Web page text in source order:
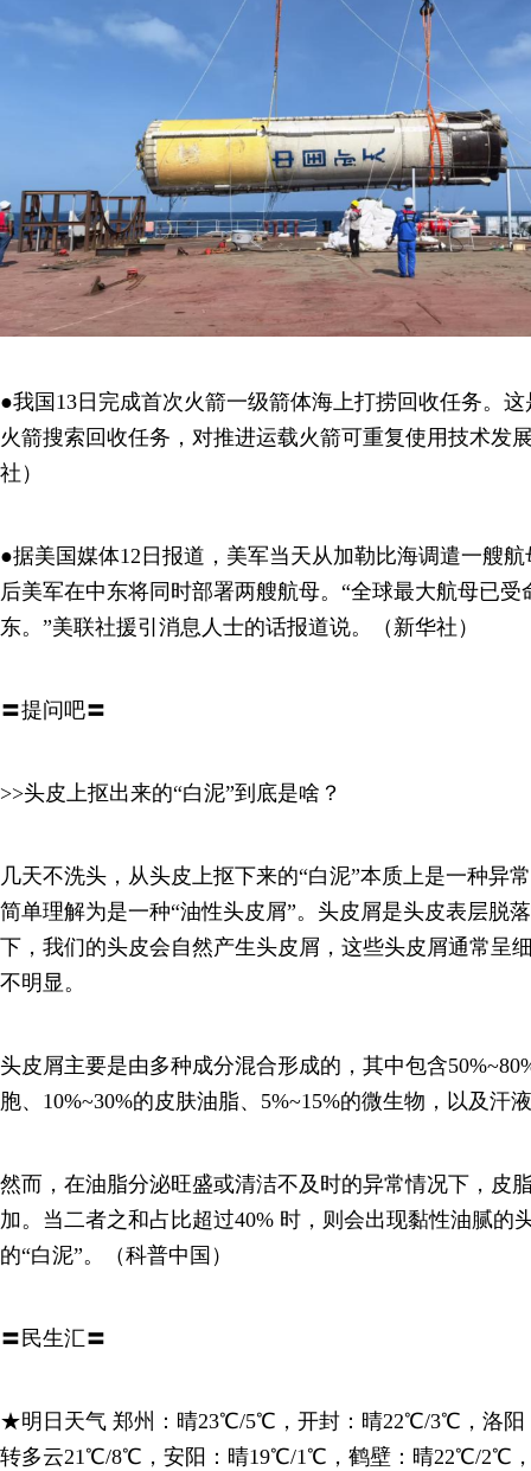
●我国13日完成首次火箭一级箭体海上打捞回收任务。
火箭搜索回收任务，对推进运载火箭可重复使用技术发
社）
●据美国媒体12日报道，美军当天从加勒比海调遣一艘
后美军在中东将同时部署两艘航母。“全球最大航母已
东。”美联社援引消息人士的话报道说。（新华社）
〓提问吧〓
>>头皮上抠出来的“白泥”到底是啥？
几天不洗头，从头皮上抠下来的“白泥”本质上是一种异
简单理解为是一种“油性头皮屑”。头皮屑是头皮表层脱
下，我们的头皮会自然产生头皮屑，这些头皮屑通常呈
不明显。
头皮屑主要是由多种成分混合形成的，其中包含
胞、10%~30%的皮肤油脂、5%~15%的微生物，以及汗
然而，在油脂分泌旺盛或清洁不及时的异常情况下，皮
加。当二者之和占比超过40% 时，则会出现黏性油腻的
的“白泥”。（科普中国）
〓民生汇〓
★明日天气 郑州：晴23℃/5℃，开封：晴22℃/3℃，洛
转多云21℃/8℃，安阳：晴19℃/1℃，鹤壁：晴22℃/2℃